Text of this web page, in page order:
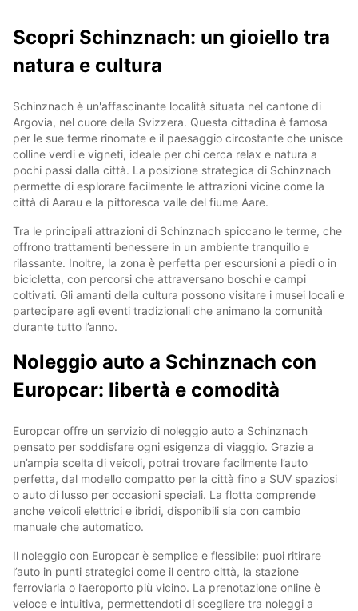
Scopri Schinznach: un gioiello tra
natura e cultura
Schinznach è un'affascinante località situata nel cantone di
Argovia, nel cuore della Svizzera. Questa cittadina è famosa
per le sue terme rinomate e il paesaggio circostante che unisce
colline verdi e vigneti, ideale per chi cerca relax e natura a
pochi passi dalla città. La posizione strategica di Schinznach
permette di esplorare facilmente le attrazioni vicine come la
città di Aarau e la pittoresca valle del fiume Aare.
Tra le principali attrazioni di Schinznach spiccano le terme, che
offrono trattamenti benessere in un ambiente tranquillo e
rilassante. Inoltre, la zona è perfetta per escursioni a piedi o in
bicicletta, con percorsi che attraversano boschi e campi
coltivati. Gli amanti della cultura possono visitare i musei locali e
partecipare agli eventi tradizionali che animano la comunità
durante tutto l’anno.
Noleggio auto a Schinznach con
Europcar: libertà e comodità
Europcar offre un servizio di noleggio auto a Schinznach
pensato per soddisfare ogni esigenza di viaggio. Grazie a
un’ampia scelta di veicoli, potrai trovare facilmente l’auto
perfetta, dal modello compatto per la città fino a SUV spaziosi
o auto di lusso per occasioni speciali. La flotta comprende
anche veicoli elettrici e ibridi, disponibili sia con cambio
manuale che automatico.
Il noleggio con Europcar è semplice e flessibile: puoi ritirare
l’auto in punti strategici come il centro città, la stazione
ferroviaria o l’aeroporto più vicino. La prenotazione online è
veloce e intuitiva, permettendoti di scegliere tra noleggi a